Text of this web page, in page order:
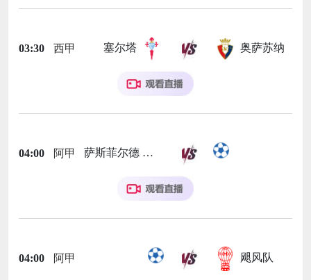
03:30 西甲 塞尔塔 奥萨苏纳
04:00 阿甲 萨斯菲尔德
04:00 阿甲 飓风队